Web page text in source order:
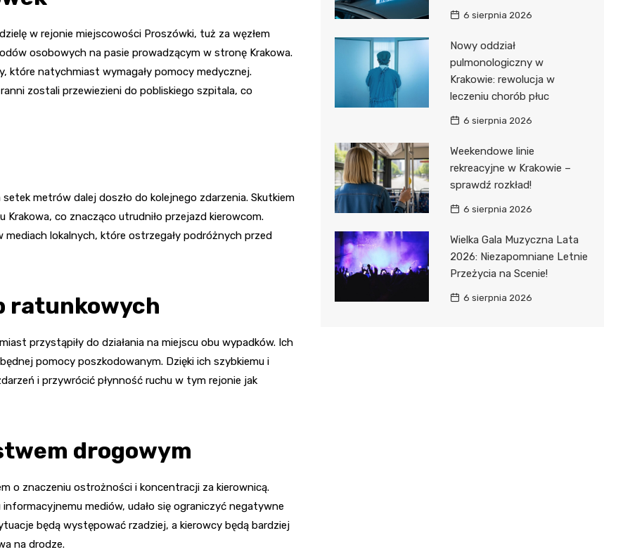
w rejonie miejscowości Proszówki, tuż za węzłem
osobowych na pasie prowadzącym w stronę Krakowa.
które natychmiast wymagały pomocy medycznej.
zostali przewiezieni do pobliskiego szpitala, co
metrów dalej doszło do kolejnego zdarzenia. Skutkiem
Krakowa, co znacząco utrudniło przejazd kierowcom.
lokalnych, które ostrzegały podróżnych przed
ratunkowych
przystąpiły do działania na miejscu obu wypadków. Ich
pomocy poszkodowanym. Dzięki ich szybkiemu i
i przywrócić płynność ruchu w tym rejonie jak
drogowym
o znaczeniu ostrożności i koncentracji za kierownicą.
mediów, udało się ograniczyć negatywne
będą występować rzadziej, a kierowcy będą bardziej
na drodze.
6 sierpnia 2026
Nowy oddział
pulmonologiczny w
Krakowie: rewolucja w
leczeniu chorób płuc
6 sierpnia 2026
Weekendowe linie
rekreacyjne w Krakowie –
sprawdź rozkład!
6 sierpnia 2026
Wielka Gala Muzyczna Lata
2026: Niezapomniane Letnie
Przeżycia na Scenie!
6 sierpnia 2026